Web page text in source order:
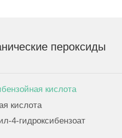
пероксиды
кислота
кислота
4-гидроксибензоат